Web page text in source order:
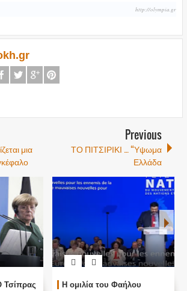
http://olympia.gr
μια
Previous
ΤΟ ΠΙΤΣΙΡΙΚΙ … “Υψωμα
Ελλάδα
Τσίπρας Η ομιλία του Φαήλου